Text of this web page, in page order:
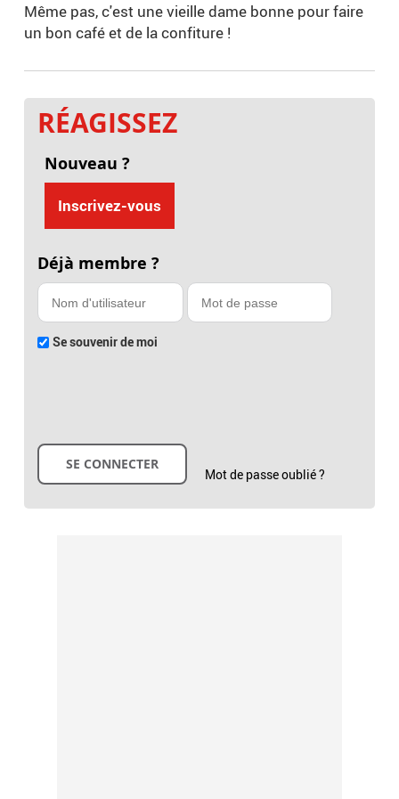
Même pas, c'est une vieille dame bonne pour faire
un bon café et de la confiture !
RÉAGISSEZ
Nouveau ?
Inscrivez-vous
Déjà membre ?
Se souvenir de moi
Mot de passe oublié ?